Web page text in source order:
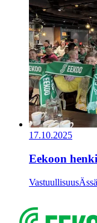
17.10.2025
Eekoon
Vastuullisuus